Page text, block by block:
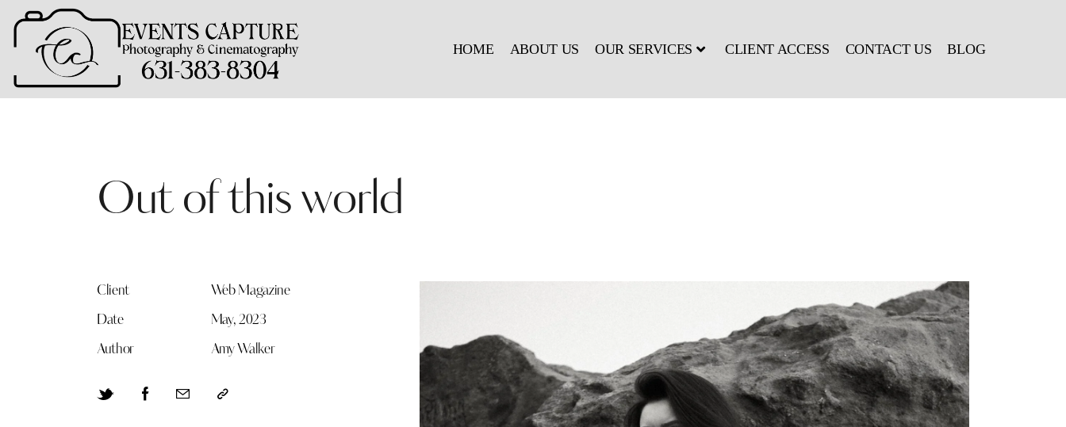
HOME ABOUT US OUR SERVICES CLIENT ACCESS CONTACT US BLOG
Out of this world
Client Web Magazine
Date May, 2023
Author Amy Walker